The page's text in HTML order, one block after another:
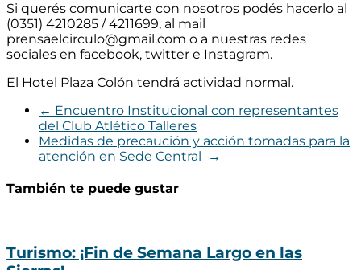
Si querés comunicarte con nosotros podés hacerlo al
(0351) 4210285 / 4211699, al mail
prensaelcirculo@gmail.com o a nuestras redes
sociales en facebook, twitter e Instagram.
El Hotel Plaza Colón tendrá actividad normal.
← Encuentro Institucional con representantes
del Club Atlético Talleres
Medidas de precaución y acción tomadas para la
atención en Sede Central
→
También te puede gustar
Turismo: ¡Fin de Semana Largo en las